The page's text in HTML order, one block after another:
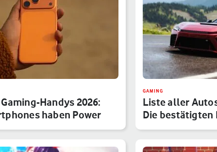
Handys 2026:
haben Power
GAMING
Liste aller
Die bestätigten